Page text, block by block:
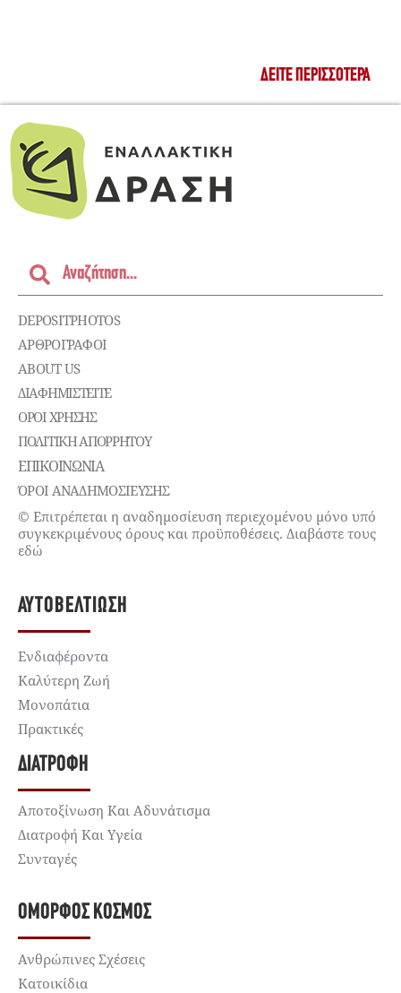
ΔΕΊΤΕ ΠΕΡΙΣΣΌΤΕΡΑ
DEPOSITPHOTOS
ΑΡΘΡΟΓΡΑΦΟΙ
ABOUT US
ΔΙΑΦΗΜΙΣΤΕΊΤΕ
ΌΡΟΙ ΧΡΉΣΗΣ
ΠΟΛΙΤΙΚΉ ΑΠΟΡΡΉΤΟΥ
ΕΠΙΚΟΙΝΩΝΊΑ
ΌΡΟΙ ΑΝΑΔΗΜΟΣΙΕΥΣΗΣ
© Επιτρέπεται η αναδημοσίευση περιεχομένου μόνο υπό
συγκεκριμένους όρους και προϋποθέσεις. Διαβάστε τους
εδώ
ΑΥΤΟΒΕΛΤΊΩΣΗ
Ενδιαφέροντα
Καλύτερη Ζωή
Μονοπάτια
Πρακτικές
ΔΙΑΤΡΟΦΉ
Αποτοξίνωση Και Αδυνάτισμα
Διατροφή Και Υγεία
Συνταγές
ΌΜΟΡΦΟΣ ΚΌΣΜΟΣ
Ανθρώπινες Σχέσεις
Κατοικίδια